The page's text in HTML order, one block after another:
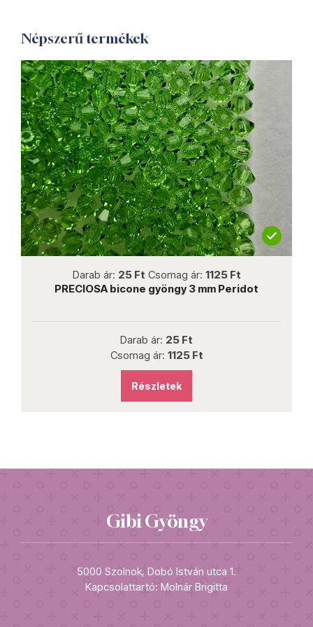
Népszerű termékek
Darab ár: 25 Ft Csomag ár: 1125 Ft
PRECIOSA bicone gyöngy 3 mm Peridot
Darab ár: 25 Ft
Csomag ár: 1125 Ft
Részletek
Gibi Gyöngy
5000 Szolnok, Dobó István utca 1.
Kapcsolattartó: Molnár Brigitta